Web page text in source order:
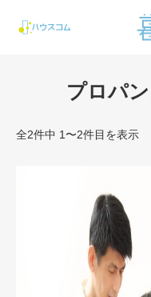
プロパ
全2件中 1〜2件目を表示